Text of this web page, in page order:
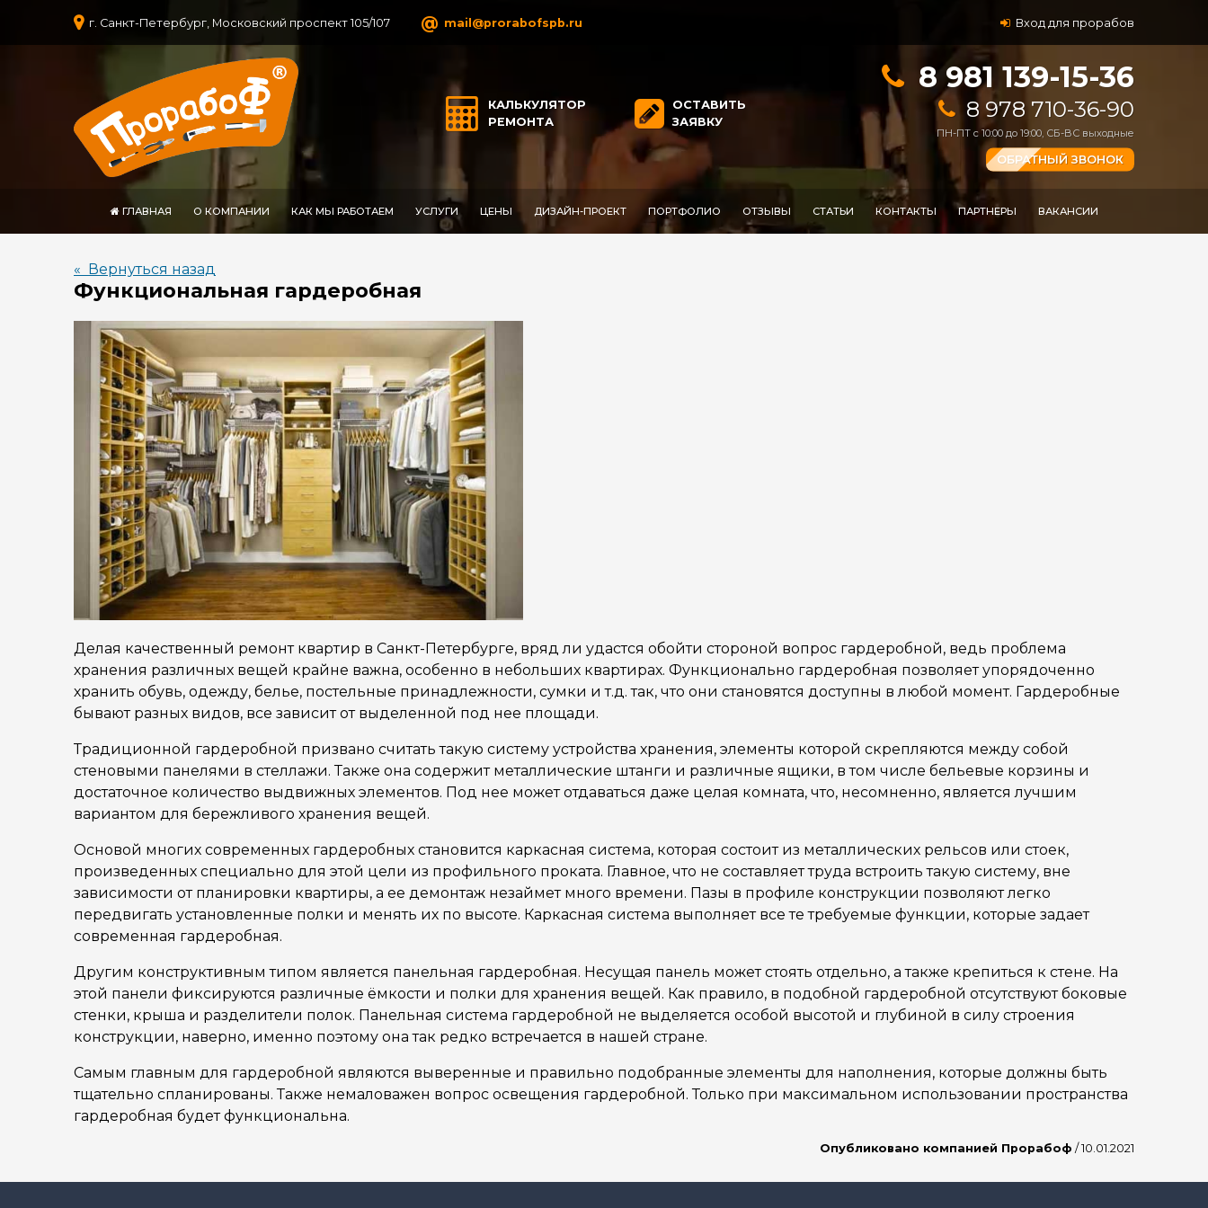
г. Санкт-Петербург, Московский проспект 105/107 @ mail@prorabofspb.ru Вход для прорабов
КАЛЬКУЛЯТОР
РЕМОНТА
ОСТАВИТЬ
ЗАЯВКУ
8 981 139-15-36
8 978 710-36-90
ПН-ПТ с 10:00 до 19:00, СБ-ВС выходные
ОБРАТНЫЙ ЗВОНОК
ГЛАВНАЯ О КОМПАНИИ КАК МЫ РАБОТАЕМ УСЛУГИ ЦЕНЫ ДИЗАЙН-ПРОЕКТ ПОРТФОЛИО ОТЗЫВЫ СТАТЬИ КОНТАКТЫ ПАРТНЕРЫ ВАКАНСИИ
« Вернуться назад
Функциональная гардеробная
Делая качественный ремонт квартир в Санкт-Петербурге, вряд ли удастся обойти стороной вопрос гардеробной, ведь проблема
хранения различных вещей крайне важна, особенно в небольших квартирах. Функционально гардеробная позволяет упорядоченно
хранить обувь, одежду, белье, постельные принадлежности, сумки и т.д. так, что они становятся доступны в любой момент. Гардеробные
бывают разных видов, все зависит от выделенной под нее площади.
Традиционной гардеробной призвано считать такую систему устройства хранения, элементы которой скрепляются между собой
стеновыми панелями в стеллажи. Также она содержит металлические штанги и различные ящики, в том числе бельевые корзины и
достаточное количество выдвижных элементов. Под нее может отдаваться даже целая комната, что, несомненно, является лучшим
вариантом для бережливого хранения вещей.
Основой многих современных гардеробных становится каркасная система, которая состоит из металлических рельсов или стоек,
произведенных специально для этой цели из профильного проката. Главное, что не составляет труда встроить такую систему, вне
зависимости от планировки квартиры, а ее демонтаж незаймет много времени. Пазы в профиле конструкции позволяют легко
передвигать установленные полки и менять их по высоте. Каркасная система выполняет все те требуемые функции, которые задает
современная гардеробная.
Другим конструктивным типом является панельная гардеробная. Несущая панель может стоять отдельно, а также крепиться к стене. На
этой панели фиксируются различные ёмкости и полки для хранения вещей. Как правило, в подобной гардеробной отсутствуют боковые
стенки, крыша и разделители полок. Панельная система гардеробной не выделяется особой высотой и глубиной в силу строения
конструкции, наверно, именно поэтому она так редко встречается в нашей стране.
Самым главным для гардеробной являются выверенные и правильно подобранные элементы для наполнения, которые должны быть
тщательно спланированы. Также немаловажен вопрос освещения гардеробной. Только при максимальном использовании пространства
гардеробная будет функциональна.
Опубликовано компанией Прорабоф / 10.01.2021